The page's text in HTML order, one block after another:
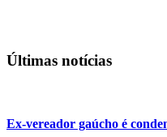
Últimas notícias
Ex-vereador gaúcho é